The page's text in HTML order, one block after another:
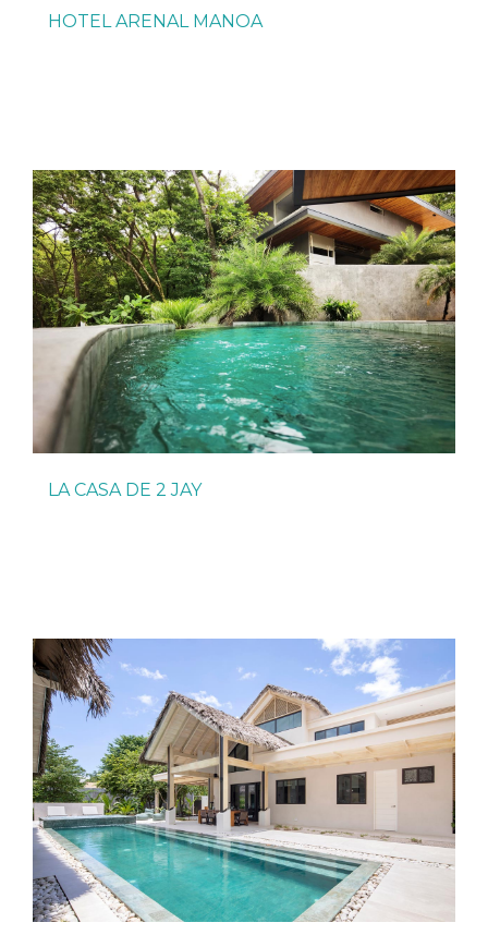
HOTEL ARENAL MANOA
LA CASA DE 2 JAY